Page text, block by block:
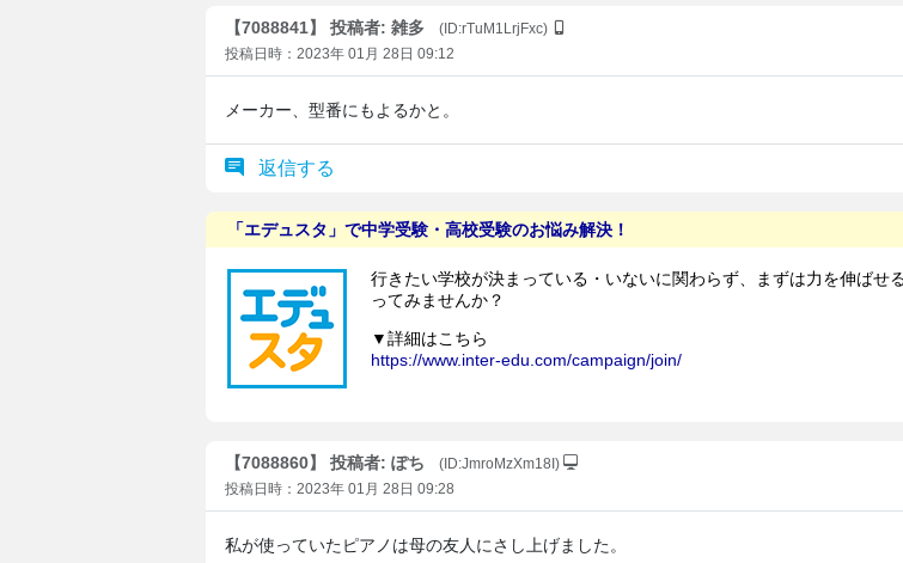
【7088841】 投稿者: 雑多
(ID:rTuM1LrjFxc)
投稿日時：2023年 01月 28日 09:12
メーカー、型番にもよるかと。
返信する
【7088860】 投稿者: ぽち
(ID:JmroMzXm18I)
投稿日時：2023年 01月 28日 09:28
私が使っていたピアノは母の友人にさし上げました。